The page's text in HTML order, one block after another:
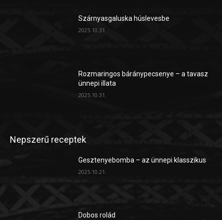
Szárnyasgaluska húslevesbe
2025.10.31.
Rozmaringos báránypecsenye – a tavasz
ünnepi illata
2025.10.31.
Nepszerű receptek
Gesztenyebomba – az ünnepi klasszikus
2025.10.21.
Dobos rolád